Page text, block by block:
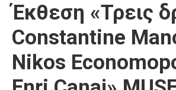
Έκθεση «Τρεις
Constantine
Nikos